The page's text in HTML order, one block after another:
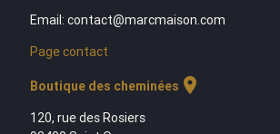
Email: contact@marcmaison.com
Page contact
Boutique des cheminées location_on
120, rue des Rosiers